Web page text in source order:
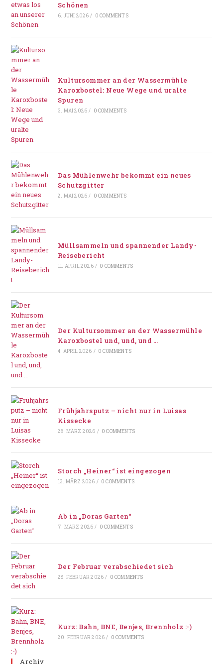
Schönen
6. JUNI 2026 / 0 COMMENTS
Kultursommer an der Wassermühle
Karoxbostel: Neue Wege und uralte
Spuren
3. MAI 2026 / 0 COMMENTS
Das Mühlenwehr bekommt ein neues
Schutzgitter
2. MAI 2026 / 0 COMMENTS
Müllsammeln und spannender Landy-
Reisebericht
11. APRIL 2026 / 0 COMMENTS
Der Kultursommer an der Wassermühle
Karoxbostel und, und, und …
4. APRIL 2026 / 0 COMMENTS
Frühjahrsputz – nicht nur in Luisas
Kissecke
28. MÄRZ 2026 / 0 COMMENTS
Storch „Heiner“ ist eingezogen
13. MÄRZ 2026 / 0 COMMENTS
Ab in „Doras Garten“
7. MÄRZ 2026 / 0 COMMENTS
Der Februar verabschiedet sich
28. FEBRUAR 2026 / 0 COMMENTS
Kurz: Bahn, BNE, Benjes, Brennholz :-)
20. FEBRUAR 2026 / 0 COMMENTS
Archiv